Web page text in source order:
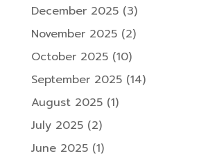
December 2025(3)
November 2025(2)
October 2025(10)
September 2025(14)
August 2025(1)
July 2025(2)
June 2025(1)